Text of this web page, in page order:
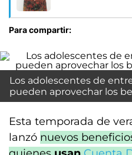
Para compartir:
Los adolescentes de
pueden aprovechar los
Esta temporada de
lanzó nuevos